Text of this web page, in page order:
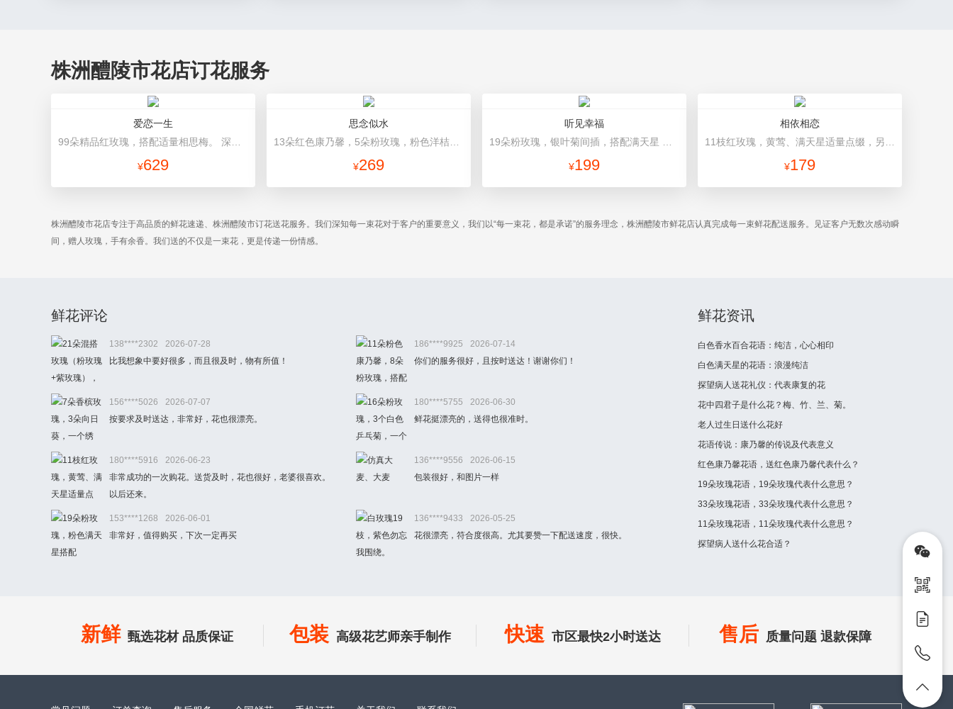
株洲醴陵市花店订花服务
爱恋一生
¥629
思念似水
¥269
听见幸福
¥199
相依相恋
¥179
株洲醴陵市花店专注于高品质的鲜花速递、株洲醴陵市订花送花服务。我们深知每一束花对于客户的重要意义，我们以“每一束花，都是承诺”的服务理念，株洲醴陵市鲜花店认真完成每一束鲜花配送服务。见证客户无数次感动瞬
间，赠人玫瑰，手有余香。我们送的不仅是一束花，更是传递一份情感。
鲜花评论
138****2302
2026-07-28
比我想象中要好很多，而且很及时，物有所值！
186****9925
2026-07-14
你们的服务很好，且按时送达！谢谢你们！
156****5026
2026-07-07
按要求及时送达，非常好，花也很漂亮。
180****5755
2026-06-30
鲜花挺漂亮的，送得也很准时。
180****5916
2026-06-23
非常成功的一次购花。送货及时，花也很好，老婆很喜欢。
以后还来。
136****9556
2026-06-15
包装很好，和图片一样
153****1268
2026-06-01
非常好，值得购买，下次一定再买
136****9433
2026-05-25
花很漂亮，符合度很高。尤其要赞一下配送速度，很快。
鲜花资讯
白色香水百合花语：纯洁，心心相印
白色满天星的花语：浪漫纯洁
探望病人送花礼仪：代表康复的花
花中四君子是什么花？梅、竹、兰、菊。
老人过生日送什么花好
花语传说：康乃馨的传说及代表意义
红色康乃馨花语，送红色康乃馨代表什么？
19朵玫瑰花语，19朵玫瑰代表什么意思？
33朵玫瑰花语，33朵玫瑰代表什么意思？
11朵玫瑰花语，11朵玫瑰代表什么意思？
探望病人送什么花合适？
新鲜 甄选花材 品质保证 包装 高级花艺师亲手制作 快速 市区最快2小时送达 售后 质量问题 退款保障